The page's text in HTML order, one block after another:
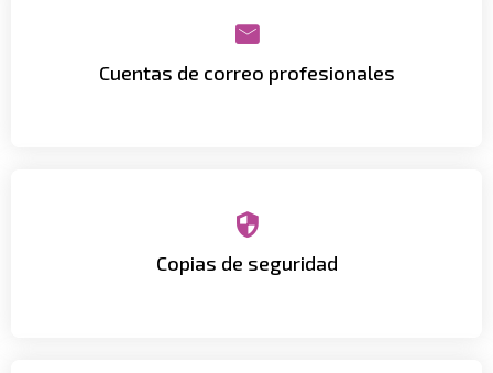
Cuentas de correo profesionales
Todos tusmails como info@tuempresa.comcon
gestión antispam y soporte técnico.
Copias de seguridad
periódicos yprotección activa
incidencias.